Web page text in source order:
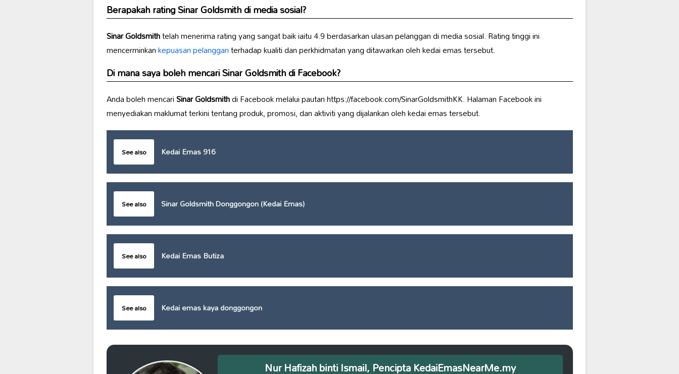
Berapakah ratingSinar Goldsmithdi media sosial?
Sinar Goldsmithtelah menerima rating yang sangat baik iaitu 4.9 berdasarkan ulasan pelanggan di media sosial. Rating tinggi ini
mencerminkankepuasan pelangganterhadap kualiti dan perkhidmatan yang ditawarkan oleh kedai emas tersebut.
Di mana saya boleh mencariSinar Goldsmithdi Facebook?
Anda boleh mencariSinar Goldsmithdi Facebook melalui pautan https://facebook.com/SinarGoldsmithKK. Halaman Facebook ini
menyediakan maklumat terkini tentang produk, promosi, dan aktiviti yang dijalankan oleh kedai emas tersebut.
See also Kedai Emas 916
See also Sinar Goldsmith Donggongon (Kedai Emas)
See also Kedai Emas Butiza
See also Kedai emas kaya donggongon
Nur Hafizah binti Ismail, Pencipta KedaiEmasNearMe.my